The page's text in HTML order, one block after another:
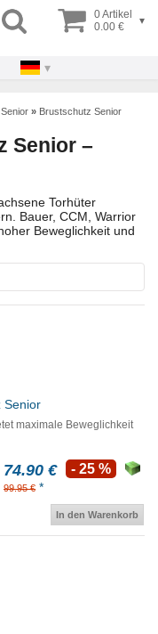
0 Artikel
0.00 €
▾
» Brustschutz Senior
Senior –
Torhüter
Bauer, CCM, Warrior
Beweglichkeit und
Senior
maximale Beweglichkeit
74.90 €
99.95 € *
- 25 %
In den Warenkorb